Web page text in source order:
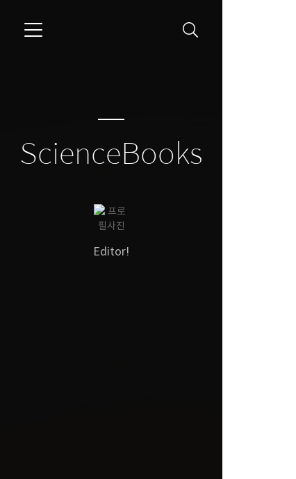
ScienceBooks
Editor!